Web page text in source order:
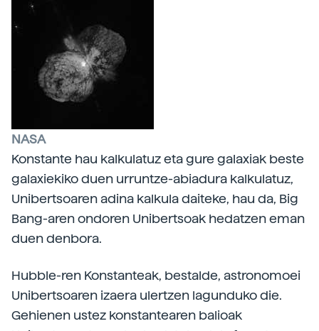
NASA
Konstante hau kalkulatuz eta gure galaxiak beste
galaxiekiko duen urruntze-abiadura kalkulatuz,
Unibertsoaren adina kalkula daiteke, hau da, Big
Bang-aren ondoren Unibertsoak hedatzen eman
duen denbora.
Hubble-ren Konstanteak, bestalde, astronomoei
Unibertsoaren izaera ulertzen lagunduko die.
Gehienen ustez konstantearen balioak